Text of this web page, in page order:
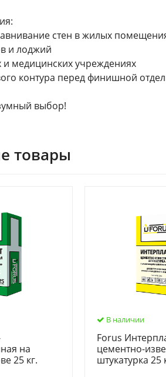
стен в жилых
и лоджий
и медицинских учреждениях
контура перед финишной
выбор!
товары
на
25 кг.
В наличии
Forus
цементно-
штукатурка 25